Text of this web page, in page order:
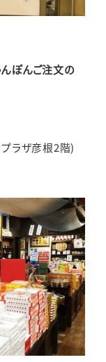
んぽんご注文の
ラザ彦根2階)